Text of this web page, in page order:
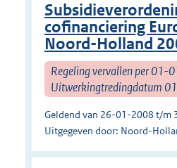
cofinanciering
Noord-Holland
Regeling vervallen per 01-
Uitwerkingtredingdatum
Geldend van 26-01-2008 t/m
Uitgegeven door: Noord-